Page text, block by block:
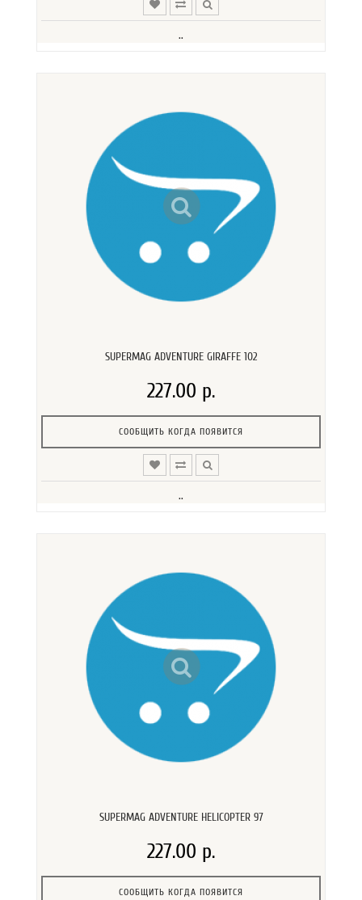
..
SUPERMAG ADVENTURE GIRAFFE 102
227.00 р.
СООБЩИТЬ КОГДА ПОЯВИТСЯ
..
SUPERMAG ADVENTURE HELICOPTER 97
227.00 р.
СООБЩИТЬ КОГДА ПОЯВИТСЯ